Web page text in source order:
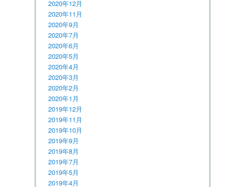
2020年12月
2020年11月
2020年9月
2020年7月
2020年6月
2020年5月
2020年4月
2020年3月
2020年2月
2020年1月
2019年12月
2019年11月
2019年10月
2019年9月
2019年8月
2019年7月
2019年5月
2019年4月